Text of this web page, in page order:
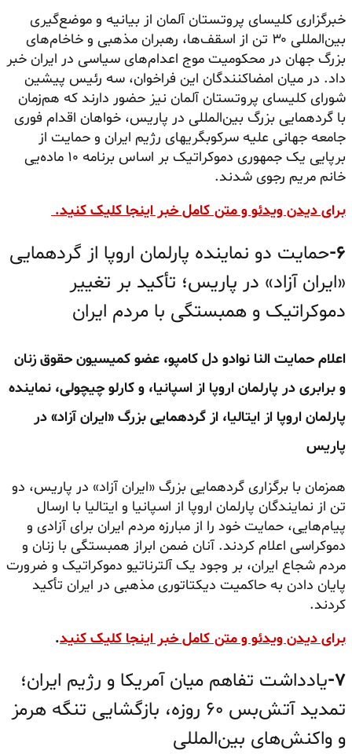
خبرگزاری کلیسای پروتستان آلمان از بیانیه و موضع‌گیری
بین‌المللی ۳۰ تن از اسقف‌ها، رهبران مذهبی و خاخام‌های
بزرگ جهان در محکومیت موج اعدام‌های سیاسی در ایران خبر
داد. در میان امضاکنندگان این فراخوان، سه رئیس پیشین
شورای کلیسای پروتستان آلمان نیز حضور دارند که هم‌زمان
با گردهمایی بزرگ بین‌المللی در پاریس، خواهان اقدام فوری
جامعه جهانی علیه سرکوبگریهای رژیم ایران و حمایت از
برپایی یک جمهوری دموکراتیک بر اساس برنامه ۱۰ ماده‌یی
خانم مریم رجوی شدند.
برای دیدن ویدئو و متن کامل خبر اینجا کلیک کنید.
۶- حمایت دو نماینده پارلمان اروپا از گردهمایی
«ایران آزاد» در پاریس؛ تأکید بر تغییر
دموکراتیک و همبستگی با مردم ایران
اعلام حمایت النا نوادو دل کامپو، عضو کمیسیون حقوق زنان
و برابری در پارلمان اروپا از اسپانیا، و کارلو چیچولی، نماینده
پارلمان اروپا از ایتالیا، از گردهمایی بزرگ «ایران آزاد» در
پاریس
همزمان با برگزاری گردهمایی بزرگ «ایران آزاد» در پاریس، دو
تن از نمایندگان پارلمان اروپا از اسپانیا و ایتالیا با ارسال
پیام‌هایی، حمایت خود را از مبارزه مردم ایران برای آزادی و
دموکراسی اعلام کردند. آنان ضمن ابراز همبستگی با زنان و
مردم شجاع ایران، بر وجود یک آلترناتیو دموکراتیک و ضرورت
پایان دادن به حاکمیت دیکتاتوری مذهبی در ایران تأکید
کردند.
برای دیدن ویدئو و متن کامل خبر اینجا کلیک کنید.
۷- یادداشت تفاهم میان آمریکا و رژیم ایران؛
تمدید آتش‌بس ۶۰ روزه، بازگشایی تنگه هرمز
و واکنش‌های بین‌المللی